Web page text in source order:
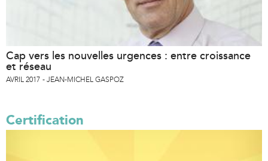
Cap vers les nouvelles urgences : entre croissance
et réseau
AVRIL 2017 JEAN-MICHEL GASPOZ
Certification